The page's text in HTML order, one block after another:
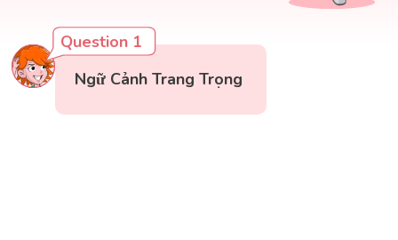
Question 1
Ngữ Cảnh Trang Trọng